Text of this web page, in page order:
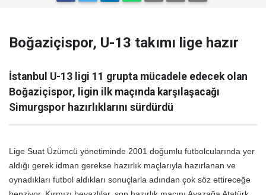
Boğaziçispor, U-13 takımı lige hazır
İstanbul U-13 ligi 11 grupta mücadele edecek olan
Boğaziçispor, ligin ilk maçında karşılaşacağı
Simurgspor hazırlıklarını sürdürdü
Lige Suat Üzümcü yönetiminde 2001 doğumlu futbolcularında yer
aldığı gerek idman gerekse hazırlık maçlarıyla hazırlanan ve
oynadıkları futbol aldıkları sonuçlarla adından çok söz ettireceğe